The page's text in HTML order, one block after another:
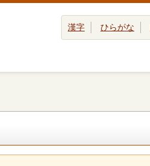
漢字 ひらがな